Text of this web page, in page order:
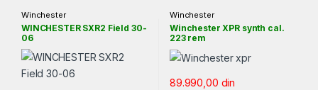
Winchester
WINCHESTER SXR2 Field 30-
06
Winchester
Winchester XPR synth cal.
223 rem
89.990,00 din